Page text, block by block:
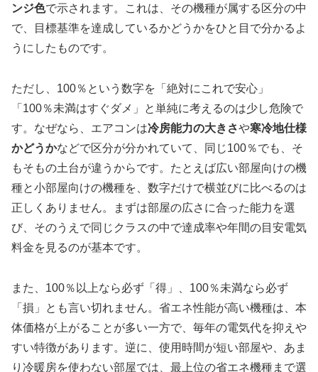
ンジ色で示されます。これは、その機種が属する区分の中
で、目標基準を達成しているかどうかをひと目で分かるよ
うにしたものです。
ただし、100％という数字を「絶対にこれで安心」
「100％未満はすぐダメ」と単純に考えるのは少し危険で
す。なぜなら、エアコンは冷房能力の大きさや寒冷地仕様
かどうかなどで区分が分かれていて、同じ100％でも、そ
もそもの土台が違うからです。たとえば広い部屋向けの機
種と小部屋向けの機種を、数字だけで横並びに比べるのは
正しくありません。まずは部屋の広さに合った能力を選
び、そのうえで同じクラスの中で達成率や年間の目安電気
料金を見るのが基本です。
また、100％以上なら必ず「得」、100％未満なら必ず
「損」とも言い切れません。省エネ性能が高い機種は、本
体価格が上がることが多い一方で、毎年の電気代を抑えや
すい特徴があります。逆に、使用時間が短い部屋や、あま
り冷暖房を使わない部屋では、最上位の省エネ機種まで選